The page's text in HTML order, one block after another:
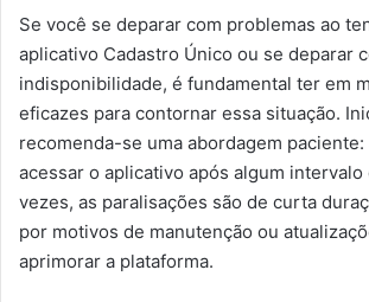
Se você se deparar com problemas ao
aplicativo Cadastro Único ou se deparar
indisponibilidade, é fundamental ter em
eficazes para contornar essa situação.
recomenda-se uma abordagem
acessar o aplicativo após algum
vezes, as paralisações são de curta
por motivos de manutenção ou
aprimorar a plataforma.